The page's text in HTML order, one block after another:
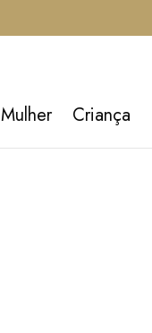
Mulher Criança